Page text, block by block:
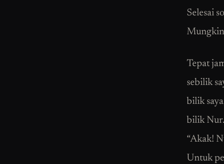
Selesai
Mungkin
Tepat
sebilik
bilik
bilik Nur.
“Akak!
Untuk